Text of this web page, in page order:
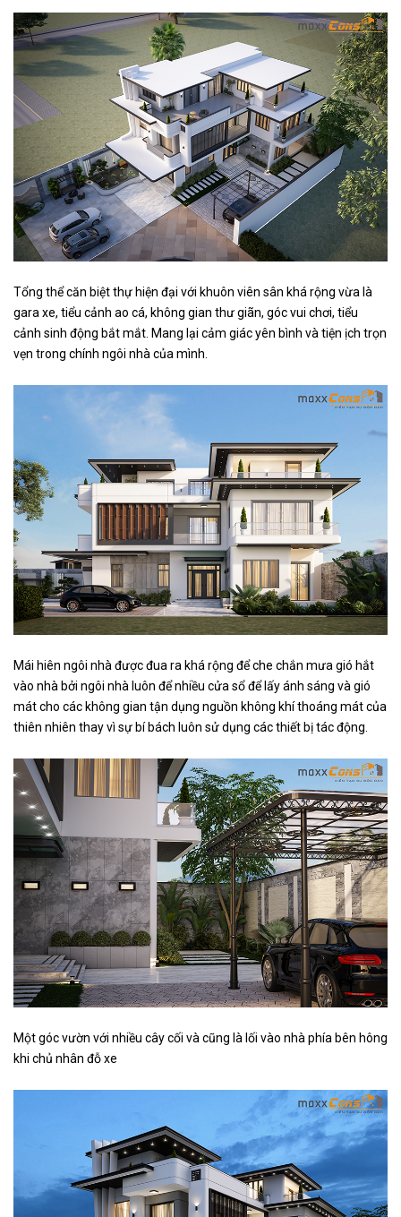
Tổng thể căn biệt thự hiện đại với khuôn viên sân khá rộng vừa là
gara xe, tiểu cảnh ao cá, không gian thư giãn, góc vui chơi, tiểu
cảnh sinh động bắt mắt. Mang lại cảm giác yên bình và tiện ịch trọn
vẹn trong chính ngôi nhà của mình.
Mái hiên ngôi nhà được đua ra khá rộng để che chắn mưa gió hắt
vào nhà bởi ngôi nhà luôn để nhiều cửa sổ để lấy ánh sáng và gió
mát cho các không gian tận dụng nguồn không khí thoáng mát của
thiên nhiên thay vì sự bí bách luôn sử dụng các thiết bị tác động.
Một góc vườn với nhiều cây cối và cũng là lối vào nhà phía bên hông
khi chủ nhân đỗ xe